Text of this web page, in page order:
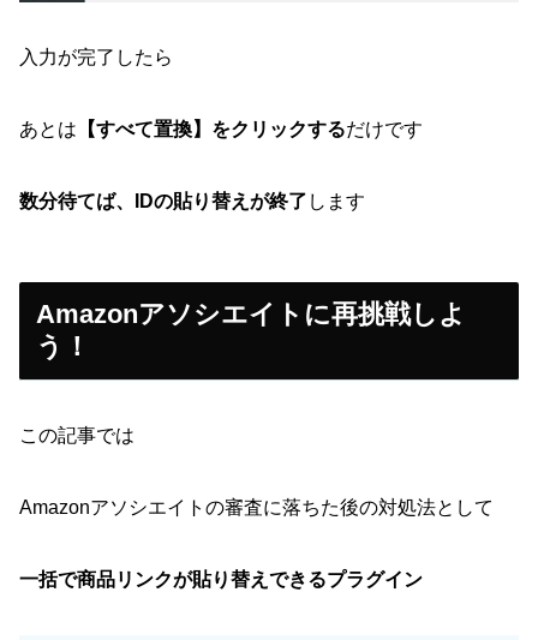
入力が完了したら
あとは 【すべて置換】をクリックするだけです
数分待てば、IDの貼り替えが終了 します
Amazonアソシエイトに再挑戦しよ
う！
この記事では
Amazonアソシエイトの審査に落ちた後の対処法として
一括で商品リンクが貼り替えできるプラグイン